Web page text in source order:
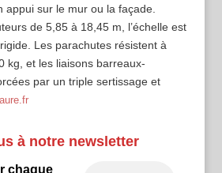
appui sur le mur ou la façade.
de 5,85 à 18,45 m, l’échelle est
Les parachutes résistent à
kg, et les liaisons barreaux-
par un triple sertissage et
à notre newsletter
chaque